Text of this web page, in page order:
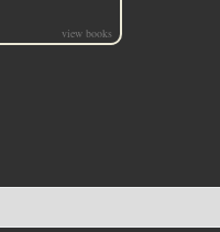
view books